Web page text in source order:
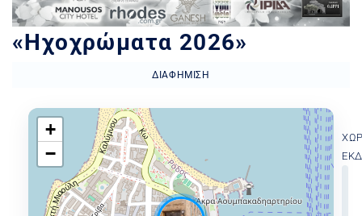
«Ηχοχρώματα 2026»
ΔΙΑΦΉΜΙΣΗ
+
−